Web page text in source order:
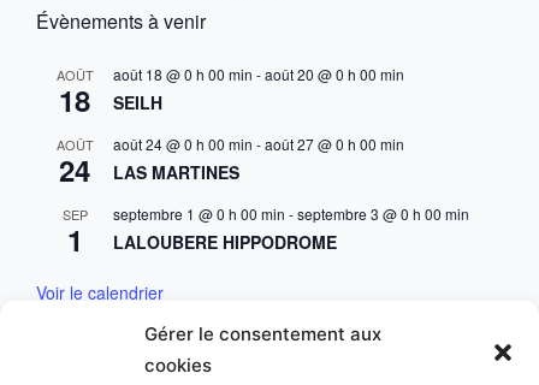
Gérer le consentement aux
cookies
Évènements à venir
AOÛT
18
août 18 @ 0 h 00 min -août 20 @ 0 h 00 min
SEILH
AOÛT
24
août 24 @ 0 h 00 min -août 27 @ 0 h 00 min
LAS MARTINES
SEP
1
septembre 1 @ 0 h 00 min -septembre 3 @ 0 h 00 min
LALOUBERE HIPPODROME
Voir le calendrier
Mentions & Conditions